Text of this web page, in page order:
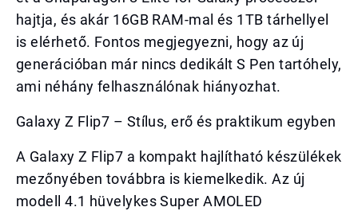
hajtja, és akár 16GB RAM-mal és 1TB tárhellyel
is elérhető. Fontos megjegyezni, hogy az új
generációban már nincs dedikált S Pen tartóhely,
ami néhány felhasználónak hiányozhat.
Galaxy Z Flip7 – Stílus, erő és praktikum egyben
A Galaxy Z Flip7 a kompakt hajlítható készülékek
mezőnyében továbbra is kiemelkedik. Az új
modell 4.1 hüvelykes Super AMOLED